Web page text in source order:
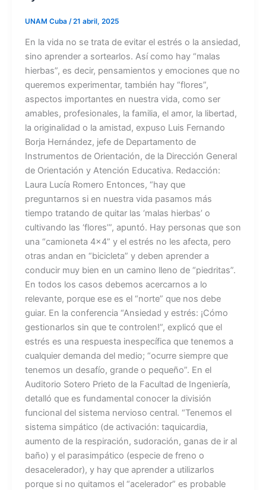
UNAM Cuba /21 abril, 2025
En la vida no se trata de evitar el estrés o la ansiedad,
sino aprender a sortearlos. Así como hay “malas
hierbas”, es decir, pensamientos y emociones que no
queremos experimentar, también hay “flores”,
aspectos importantes en nuestra vida, como ser
amables, profesionales, la familia, el amor, la libertad,
la originalidad o la amistad, expuso Luis Fernando
Borja Hernández, jefe de Departamento de
Instrumentos de Orientación, de la Dirección General
de Orientación y Atención Educativa. Redacción:
Laura Lucía Romero Entonces, “hay que
preguntarnos si en nuestra vida pasamos más
tiempo tratando de quitar las ‘malas hierbas’ o
cultivando las ‘flores’”, apuntó. Hay personas que son
una “camioneta 4×4” y el estrés no les afecta, pero
otras andan en “bicicleta” y deben aprender a
conducir muy bien en un camino lleno de “piedritas”.
En todos los casos debemos acercarnos a lo
relevante, porque ese es el “norte” que nos debe
guiar. En la conferencia “Ansiedad y estrés: ¡Cómo
gestionarlos sin que te controlen!”, explicó que el
estrés es una respuesta inespecífica que tenemos a
cualquier demanda del medio; “ocurre siempre que
tenemos un desafío, grande o pequeño”. En el
Auditorio Sotero Prieto de la Facultad de Ingeniería,
detalló que es fundamental conocer la división
funcional del sistema nervioso central. “Tenemos el
sistema simpático (de activación: taquicardia,
aumento de la respiración, sudoración, ganas de ir al
baño) y el parasimpático (especie de freno o
desacelerador), y hay que aprender a utilizarlos
porque si no quitamos el “acelerador” es probable